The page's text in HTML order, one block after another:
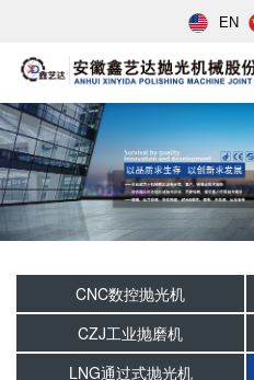
EN
CNC数控抛光机
CZJ工业抛磨机
LNG通过式抛光机